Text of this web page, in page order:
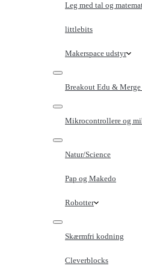
Leg med tal og
littlebits
Makerspace udstyr
Breakout Edu & Merge
Mikrocontrollere og
Natur/Science
Pap og Makedo
Robotter
Skærmfri kodning
Cleverblocks